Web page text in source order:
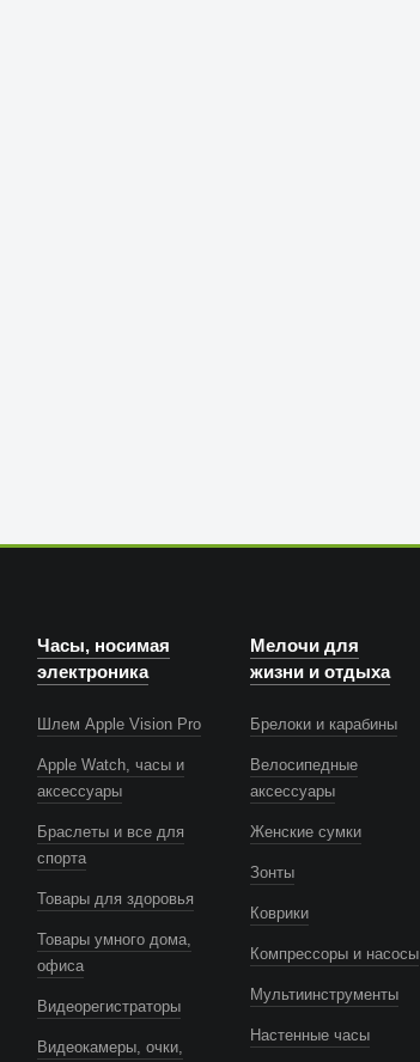
Часы, носимая
электроника
Шлем Apple Vision Pro
Apple Watch, часы и
аксессуары
Браслеты и все для
спорта
Товары для здоровья
Товары умного дома,
офиса
Видеорегистраторы
Видеокамеры, очки,
Мелочи для
жизни и отдыха
Брелоки и карабины
Велосипедные
аксессуары
Женские сумки
Зонты
Коврики
Компрессоры и насосы
Мультиинструменты
Настенные часы